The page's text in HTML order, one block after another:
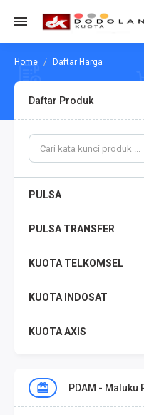
Daftar Harga
Daftar Produk
PULSA
PULSA TRANSFER
KUOTA TELKOMSEL
KUOTA INDOSAT
KUOTA AXIS
KUOTA THREE
PDAM - Maluku